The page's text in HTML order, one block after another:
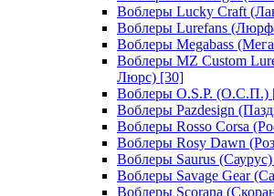
Воблеры Lucky Craft
Воблеры Lurefans
Воблеры Megabass
Воблеры MZ Custom
Люрс) [30]
Воблеры O.S.P. (О.С.П.)
Воблеры Pazdesign
Воблеры Rosso Corsa
Воблеры Rosy Dawn
Воблеры Saurus (Саурус)
Воблеры Savage Gear
Воблеры Scorana